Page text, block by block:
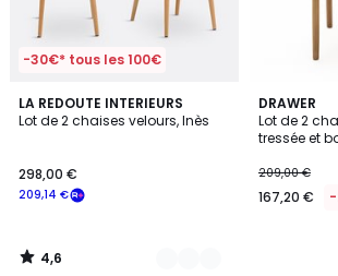
-30€* tous les 100€
LA REDOUTE INTERIEURS
Lot de 2 chaises velours, Inès
209,14 €
298,00 €
4,6
/ 5
3
Couleurs
4,6
/
DRAWER
Lot de 2
tressée et
209,00 €
167,20 € -